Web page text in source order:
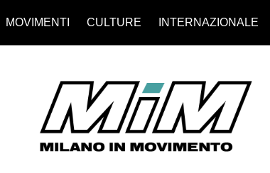
MOVIMENTI CULTURE INTERNAZIONALE